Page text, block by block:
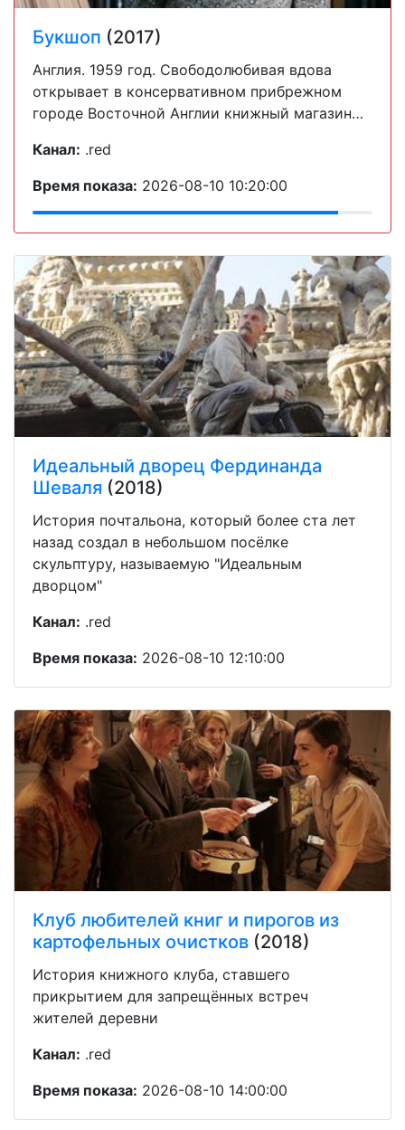
Букшоп (2017)
Англия. 1959 год. Свободолюбивая вдова
открывает в консервативном прибрежном
городе Восточной Англии книжный магазин…
Канал: .red
Время показа: 2026-08-10 10:20:00
Идеальный дворец Фердинанда
Шеваля (2018)
История почтальона, который более ста лет
назад создал в небольшом посёлке
скульптуру, называемую "Идеальным
дворцом"
Канал: .red
Время показа: 2026-08-10 12:10:00
Клуб любителей книг и пирогов из
картофельных очистков (2018)
История книжного клуба, ставшего
прикрытием для запрещённых встреч
жителей деревни
Канал: .red
Время показа: 2026-08-10 14:00:00